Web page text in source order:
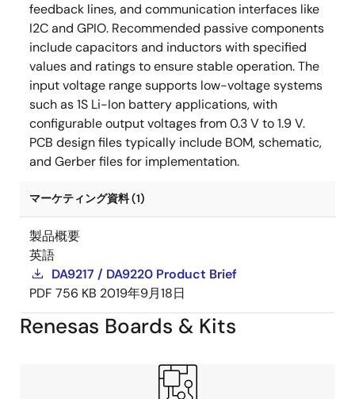
feedback lines, and communication interfaces like
I2C and GPIO. Recommended passive components
include capacitors and inductors with specified
values and ratings to ensure stable operation. The
input voltage range supports low-voltage systems
such as 1S Li-Ion battery applications, with
configurable output voltages from 0.3 V to 1.9 V.
PCB design files typically include BOM, schematic,
and Gerber files for implementation.
マーケティング資料 (1)
製品概要
英語
DA9217 / DA9220 Product Brief
PDF 756 KB 2019年9月18日
Renesas Boards & Kits